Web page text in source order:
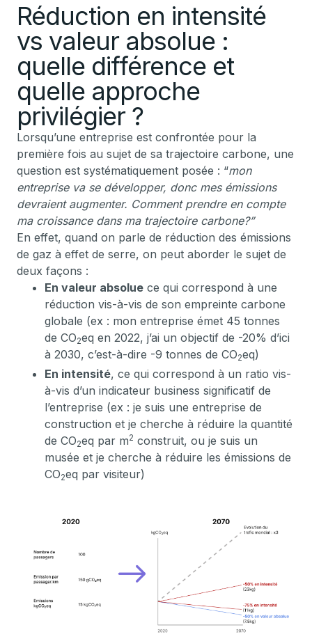
Réduction en intensité
vs valeur absolue :
quelle différence et
quelle approche
privilégier ?
Lorsqu’une entreprise est confrontée pour la
première fois au sujet de sa trajectoire carbone, une
question est systématiquement posée : “mon
entreprise va se développer, donc mes émissions
devraient augmenter. Comment prendre en compte
ma croissance dans ma trajectoire carbone?”
En effet, quand on parle de réduction des émissions
de gaz à effet de serre, on peut aborder le sujet de
deux façons :
En valeur absolue ce qui correspond à une
réduction vis-à-vis de son empreinte carbone
globale (ex : mon entreprise émet 45 tonnes
de CO2eq en 2022, j’ai un objectif de -20% d’ici
à 2030, c’est-à-dire -9 tonnes de CO2eq)
En intensité, ce qui correspond à un ratio vis-
à-vis d’un indicateur business significatif de
l’entreprise (ex : je suis une entreprise de
construction et je cherche à réduire la quantité
de CO2eq par m2 construit, ou je suis un
musée et je cherche à réduire les émissions de
CO2eq par visiteur)